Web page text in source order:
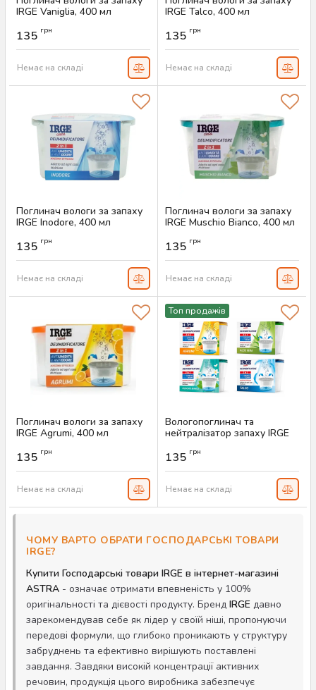
IRGE Vaniglia, 400 мл
135 грн
Немає на складі
IRGE Talco, 400 мл
135 грн
Немає на складі
Поглинач вологи за запаху
IRGE Inodore, 400 мл
135 грн
Немає на складі
Поглинач вологи за запаху
IRGE Muschio Bianco, 400 мл
135 грн
Немає на складі
Поглинач вологи за запаху
IRGE Agrumi, 400 мл
135 грн
Немає на складі
Топ продажів
Вологопоглинач та
нейтралізатор запаху IRGE
135 грн
Немає на складі
ЧОМУ ВАРТО ОБРАТИ ГОСПОДАРСЬКІ ТОВАРИ
IRGE?
Купити Господарські товари IRGE в інтернет-магазині
ASTRA - означає отримати впевненість у 100%
оригінальності та дієвості продукту. Бренд IRGE давно
зарекомендував себе як лідер у своїй ніші, пропонуючи
передові формули, що глибоко проникають у структуру
забруднень та ефективно вирішують поставлені
завдання. Завдяки високій концентрації активних
речовин, продукція цього виробника забезпечує